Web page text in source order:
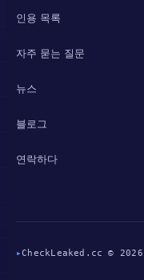
인용 목록
자주 묻는 질문
뉴스
블로그
연락하다
▸CheckLeaked.cc © 2026